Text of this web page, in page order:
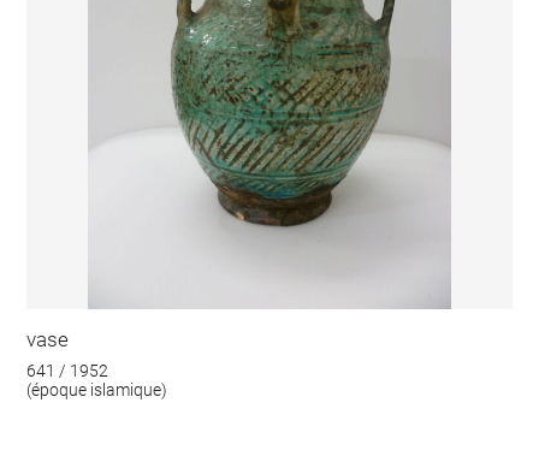
vase
641 / 1952
(époque islamique)